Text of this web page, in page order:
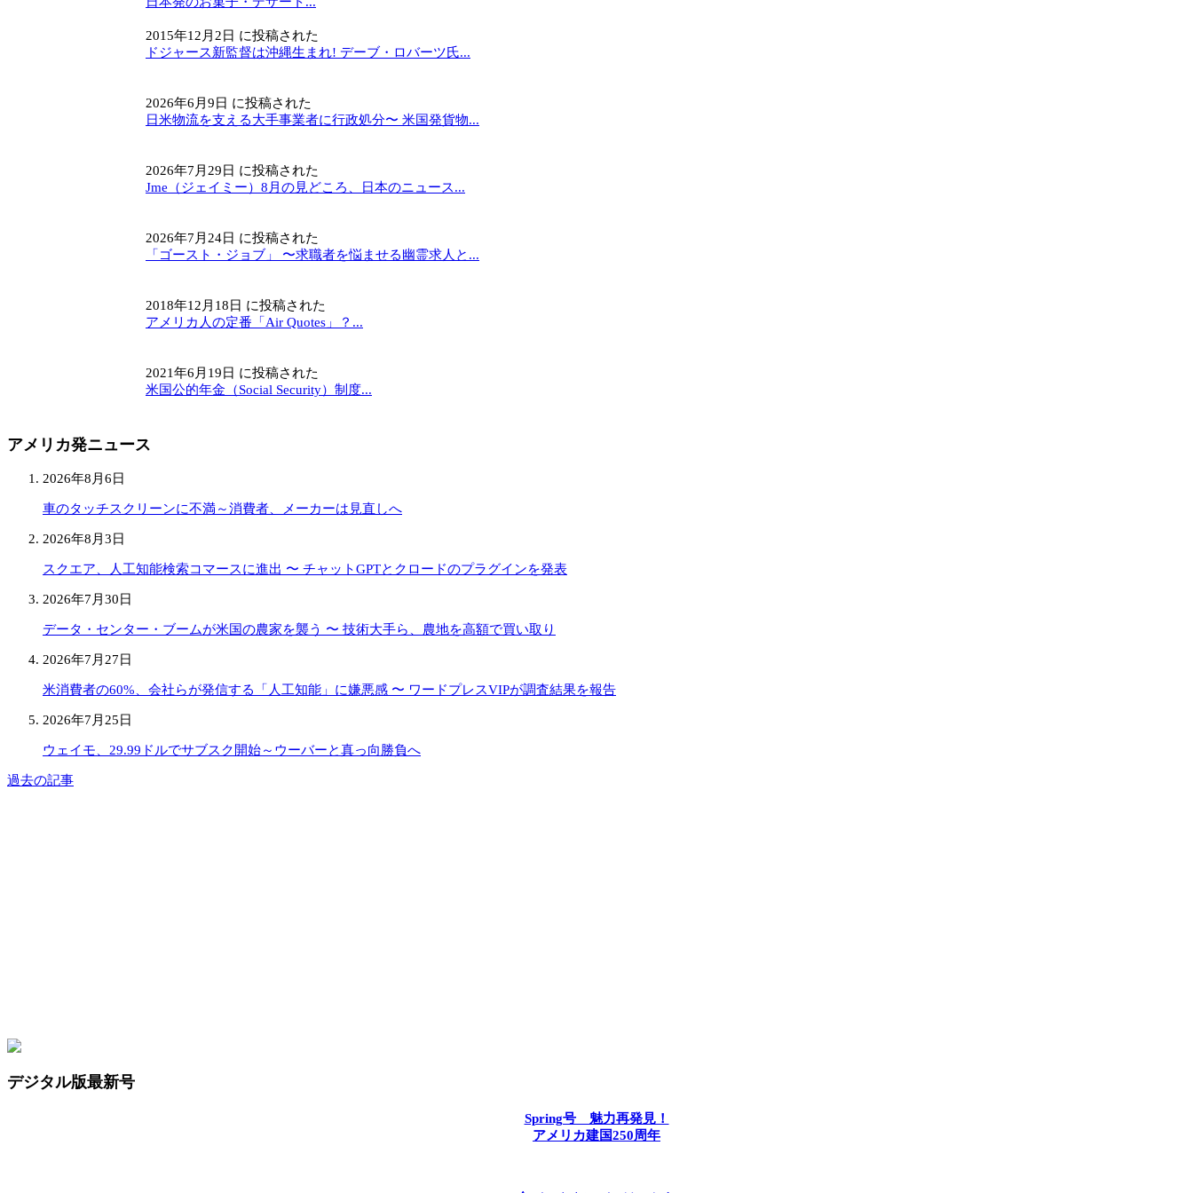
2015年12月2日 に投稿された
ドジャース新監督は沖縄生まれ! デーブ・ロバーツ氏...
2026年6月9日 に投稿された
日米物流を支える大手事業者に行政処分〜 米国発貨物...
2026年7月29日 に投稿された
Jme（ジェイミー）8月の見どころ、日本のニュース...
2026年7月24日 に投稿された
「ゴースト・ジョブ」 〜求職者を悩ませる幽霊求人と...
2018年12月18日 に投稿された
アメリカ人の定番「Air Quotes」？...
2021年6月19日 に投稿された
米国公的年金（Social Security）制度...
アメリカ発ニュース
2026年8月6日
車のタッチスクリーンに不満～消費者、メーカーは見直しへ
2026年8月3日
スクエア、人工知能検索コマースに進出 〜 チャットGPTとクロードのプラグインを発表
2026年7月30日
データ・センター・ブームが米国の農家を襲う 〜 技術大手ら、農地を高額で買い取り
2026年7月27日
米消費者の60%、会社らが発信する「人工知能」に嫌悪感 〜 ワードプレスVIPが調査結果を報告
2026年7月25日
ウェイモ、29.99ドルでサブスク開始～ウーバーと真っ向勝負へ
過去の記事
デジタル版最新号
Spring号 魅力再発見！
アメリカ建国250周年